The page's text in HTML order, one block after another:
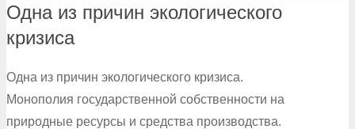
Одна из причин экологического
кризиса
Одна из причин экологического кризиса.
Монополия государственной собственности на
природные ресурсы и средства производства.